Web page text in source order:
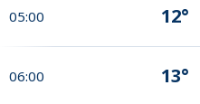
05:00 12°
06:00 13°